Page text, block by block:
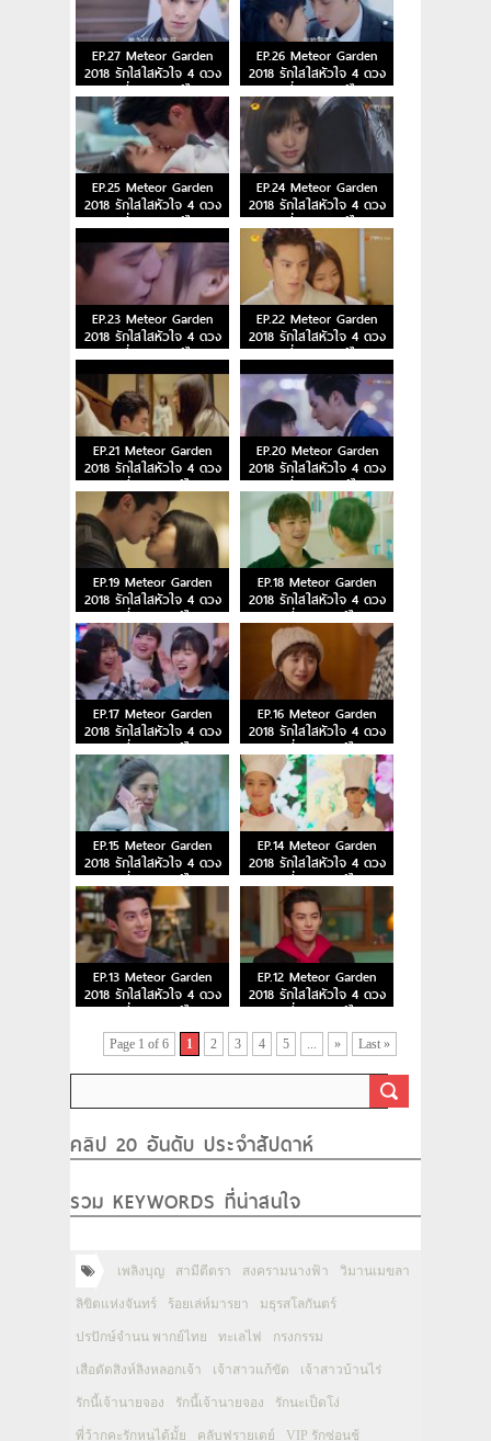
EP.27 Meteor Garden
2018 รักใสใสหัวใจ 4 ดวง
ตอนที่ 27 พากย์ไทย
EP.26 Meteor Garden
2018 รักใสใสหัวใจ 4 ดวง
ตอนที่ 26 พากย์ไทย
EP.25 Meteor Garden
2018 รักใสใสหัวใจ 4 ดวง
ตอนที่ 25 พากย์ไทย
EP.24 Meteor Garden
2018 รักใสใสหัวใจ 4 ดวง
ตอนที่ 24 พากย์ไทย
EP.23 Meteor Garden
2018 รักใสใสหัวใจ 4 ดวง
ตอนที่ 23 พากย์ไทย
EP.22 Meteor Garden
2018 รักใสใสหัวใจ 4 ดวง
ตอนที่ 22 พากย์ไทย
EP.21 Meteor Garden
2018 รักใสใสหัวใจ 4 ดวง
ตอนที่ 21 พากย์ไทย
EP.20 Meteor Garden
2018 รักใสใสหัวใจ 4 ดวง
ตอนที่ 20 พากย์ไทย
EP.19 Meteor Garden
2018 รักใสใสหัวใจ 4 ดวง
ตอนที่ 19 พากย์ไทย
EP.18 Meteor Garden
2018 รักใสใสหัวใจ 4 ดวง
ตอนที่ 18 พากย์ไทย
EP.17 Meteor Garden
2018 รักใสใสหัวใจ 4 ดวง
ตอนที่ 17 พากย์ไทย
EP.16 Meteor Garden
2018 รักใสใสหัวใจ 4 ดวง
ตอนที่ 16 พากย์ไทย
EP.15 Meteor Garden
2018 รักใสใสหัวใจ 4 ดวง
ตอนที่ 15 พากย์ไทย
EP.14 Meteor Garden
2018 รักใสใสหัวใจ 4 ดวง
ตอนที่ 14 พากย์ไทย
EP.13 Meteor Garden
2018 รักใสใสหัวใจ 4 ดวง
ตอนที่ 13 พากย์ไทย
EP.12 Meteor Garden
2018 รักใสใสหัวใจ 4 ดวง
ตอนที่ 12 พากย์ไทย
Page 1 of 6 1 2 3 4 5 ... » Last »
คลิป 20 อันดับ ประจำสัปดาห์
รวม KEYWORDS ที่น่าสนใจ
เพลิงบุญ สามีตีตรา สงครามนางฟ้า วิมานเมขลา
ลิขิตแห่งจันทร์ ร้อยเล่ห์มารยา มธุรสโลกันตร์
ปรปักษ์จำนน พากย์ไทย ทะเลไฟ กรงกรรม
เสือตัดสิงห์ลิงหลอกเจ้า เจ้าสาวแก้ขัด เจ้าสาวบ้านไร่
รักนี้เจ้านายจอง รักนี้เจ้านายจอง รักนะเป็ดโง่
พี่ว้ากคะรักหนูได้มั้ย คลับฟรายเดย์ VIP รักซ่อนชู้